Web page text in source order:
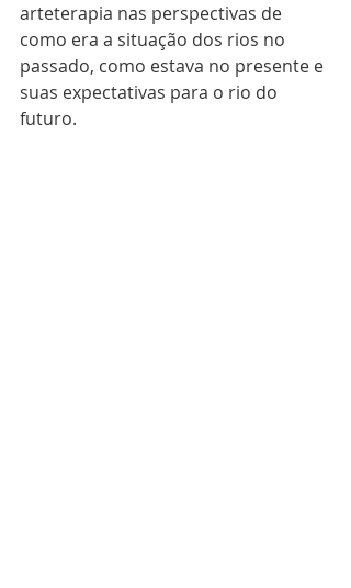
arteterapia nas perspectivas de
como era a situação dos rios no
passado, como estava no presente e
suas expectativas para o rio do
futuro.